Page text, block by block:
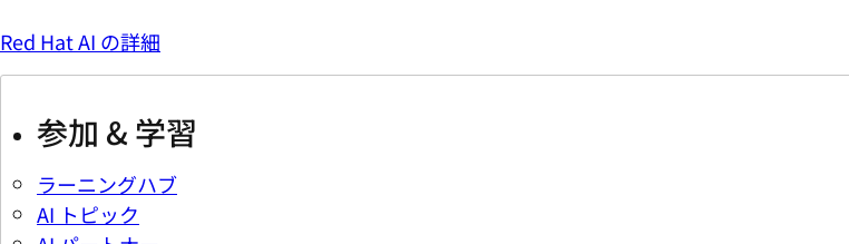
Red Hat AI の詳細
参加 & 学習
ラーニングハブ
AI トピック